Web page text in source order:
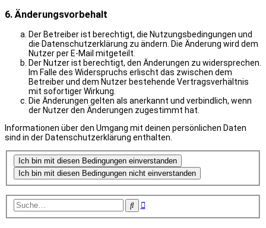
6. Änderungsvorbehalt
Der Betreiber ist berechtigt, die Nutzungsbedingungen und
die Datenschutzerklärung zu ändern. Die Änderung wird dem
Nutzer per E-Mail mitgeteilt.
Der Nutzer ist berechtigt, den Änderungen zu widersprechen.
Im Falle des Widerspruchs erlischt das zwischen dem
Betreiber und dem Nutzer bestehende Vertragsverhältnis
mit sofortiger Wirkung.
Die Änderungen gelten als anerkannt und verbindlich, wenn
der Nutzer den Änderungen zugestimmt hat.
Informationen über den Umgang mit deinen persönlichen Daten
sind in der Datenschutzerklärung enthalten.
SucheErweiterte